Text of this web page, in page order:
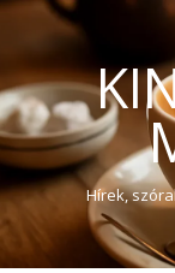
Hírek,